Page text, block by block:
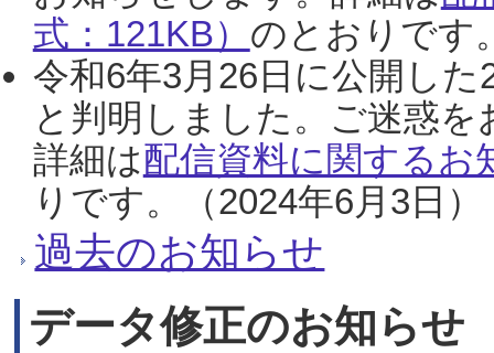
式：121KB） のとおりです
令和6年3月26日に公開し
と判明しました。ご迷惑
詳細は配信資料に関するお
りです。（2024年6月3日）
過去のお知らせ
データ修正のお知らせ